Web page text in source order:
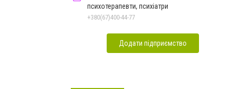
психотерапевти, психіатри
+380(67)400-44-77
Додати підприємство